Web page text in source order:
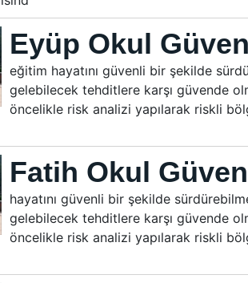
Eyüp Okul
eğitim hayatını güvenli bir şekilde
gelebilecek tehditlere karşı güvende
öncelikle risk analizi yapılarak riskli
Fatih Okul
hayatını güvenli bir şekilde
gelebilecek tehditlere karşı güvende
öncelikle risk analizi yapılarak riskli